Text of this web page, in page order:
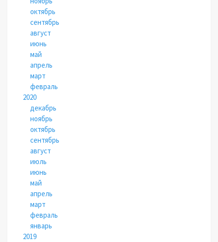
октябрь
сентябрь
август
июнь
май
апрель
март
февраль
2020
декабрь
ноябрь
октябрь
сентябрь
август
июль
июнь
май
апрель
март
февраль
январь
2019